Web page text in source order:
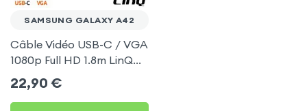
SAMSUNG GALAXY A42
Câble Vidéo USB-C / VGA
1080p Full HD 1.8m LinQ
pour Samsung Galaxy
A42
22,90 €